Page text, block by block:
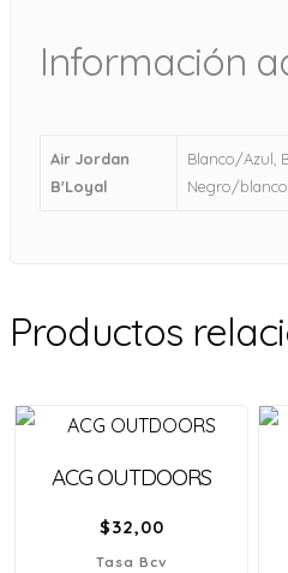
Información
Air Jordan
B'Loyal
Blanco/Azul,
Negro/
Productos
ACG OUTDOORS
$32,00
Tasa Bcv